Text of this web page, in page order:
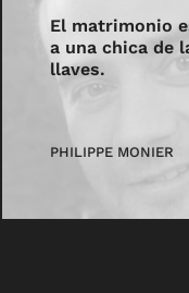
El matrimonio
a una chica de
llaves.
PHILIPPE MONIER